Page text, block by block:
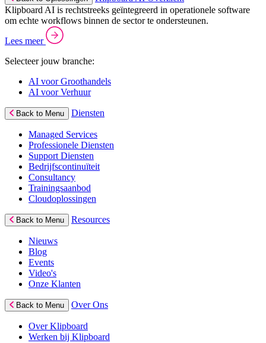
Klipboard AI is rechtstreeks geïntegreerd in operationele software
om echte workflows binnen de sector te ondersteunen.
Lees meer
Selecteer jouw branche:
AI voor Groothandels
AI voor Verhuur
Back to Menu Diensten
Managed Services
Professionele Diensten
Support Diensten
Bedrijfscontinuïteit
Consultancy
Trainingsaanbod
Cloudoplossingen
Back to Menu Resources
Nieuws
Blog
Events
Video's
Onze Klanten
Back to Menu Over Ons
Over Klipboard
Werken bij Klipboard